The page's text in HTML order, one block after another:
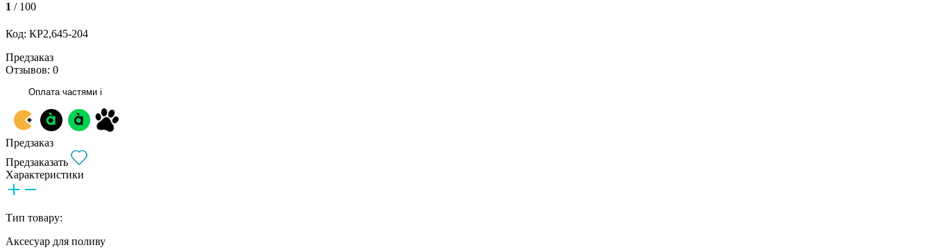
1 / 100
Код: КР2,645-204
Предзаказ
Отзывов: 0
Оплата частями i
Предзаказ
Предзаказать
Характеристики
Тип товару:
Аксесуар для поливу